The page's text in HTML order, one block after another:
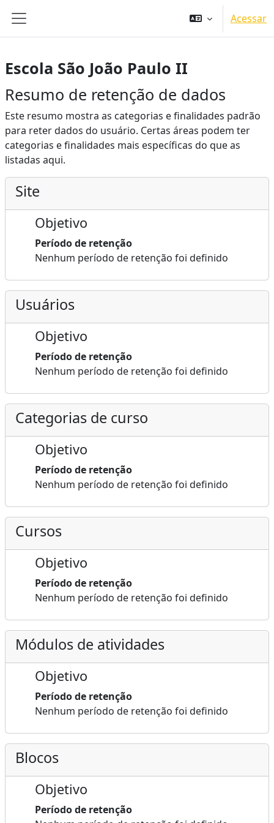
Painel lateral
Acessar
Escola São João Paulo II
Resumo de retenção de dados
Este resumo mostra as categorias e finalidades padrão
para reter dados do usuário. Certas áreas podem ter
categorias e finalidades mais específicas do que as
listadas aqui.
Site
Objetivo
Período de retenção
Nenhum período de retenção foi definido
Usuários
Objetivo
Período de retenção
Nenhum período de retenção foi definido
Categorias de curso
Objetivo
Período de retenção
Nenhum período de retenção foi definido
Cursos
Objetivo
Período de retenção
Nenhum período de retenção foi definido
Módulos de atividades
Objetivo
Período de retenção
Nenhum período de retenção foi definido
Blocos
Objetivo
Período de retenção